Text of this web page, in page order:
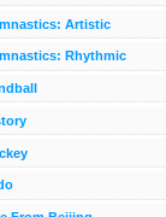
Artistic
Rhythmic